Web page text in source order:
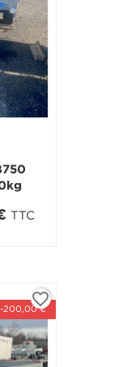
TTC
-200,00 €
favorite_border